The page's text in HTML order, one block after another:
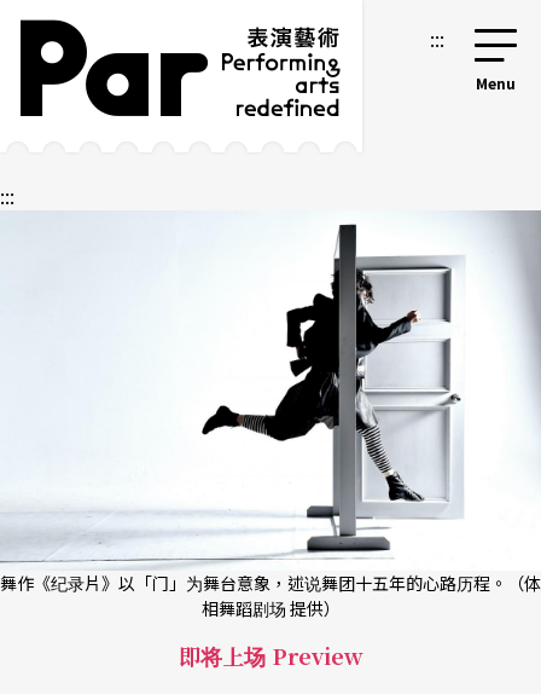
跳到主要内容区块
网站导览 :::
:::
舞作《纪录片》以「门」为舞台意象，述说舞团十五年的心路历程。（体
相舞蹈剧场 提供）
即将上场 Preview